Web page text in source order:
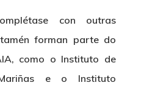
con outras
forman parte do
como o Instituto de
e o Instituto
About Us
Organization
News &